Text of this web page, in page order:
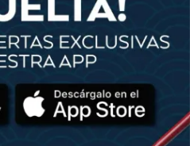
Nigiri de surimi, cinturón de nori, arroz
avinagrado y salsa nikiri.